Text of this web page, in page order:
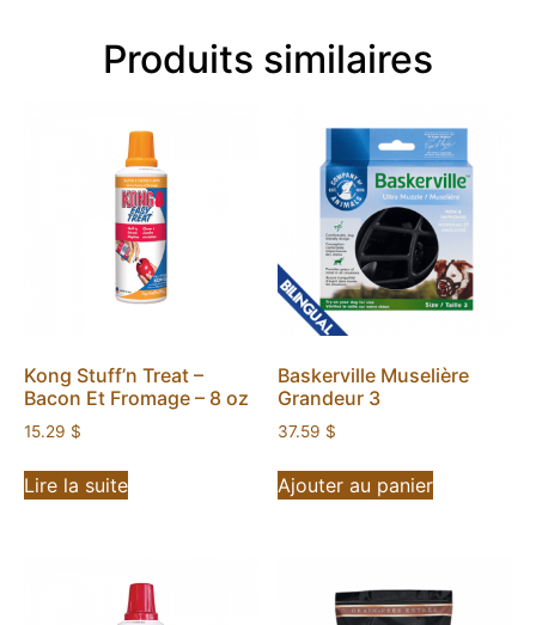
Produits similaires
Kong Stuff’n Treat –
Bacon Et Fromage – 8 oz
15.29 $
Lire la suite
Baskerville Muselière
Grandeur 3
37.59 $
Ajouter au panier